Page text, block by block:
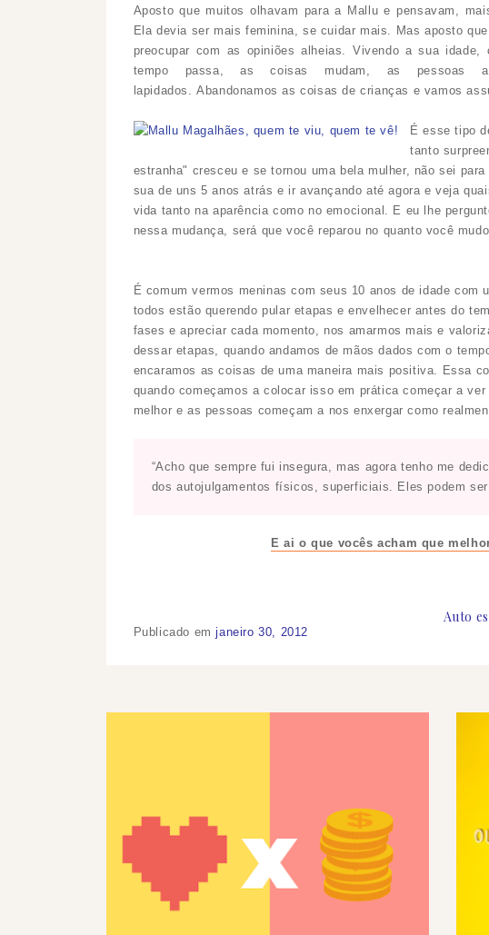
Aposto que muitos olhavam para a Mallu e pensavam,
Ela devia ser mais feminina, se cuidar mais. Mas aposto
preocupar com as opiniões alheias. Vivendo a sua idade,
tempo passa, as coisas mudam, as pessoas
lapidados.Abandonamos as coisas de crianças e vamos
É esse tipo
tanto
estranha" cresceu e se tornou uma bela mulher, não sei
sua de uns 5 anos atrás e ir avançando até agora e veja
vida tanto na aparência como no emocional. E eu lhe
nessa mudança, será que você reparou no quanto você
É comum vermos meninas com seus 10 anos de idade com
todos estão querendo pular etapas eenvelhecer antes do
fases e apreciar cada momento, nos amarmos mais e
dessar etapas, quando andamos de mãos dados com o
encaramos as coisas de uma maneira mais positiva. Essa
quando começamos a colocar isso em prática começar a
melhor e as pessoas começam a nos enxergar como
“Acho que sempre fui insegura, mas agora tenho me
dos autojulgamentos físicos, superficiais. Eles podem
E ai o que vocês acham que
Auto
Publicado emjaneiro 30, 2012